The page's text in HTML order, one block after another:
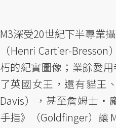
M3深受20世紀下半專業
（Henri Cartier-
朽的紀實圖像；業餘愛
了英國女王，還有貓王
Davis），甚至詹姆士・
手指》（Goldfinger）讓